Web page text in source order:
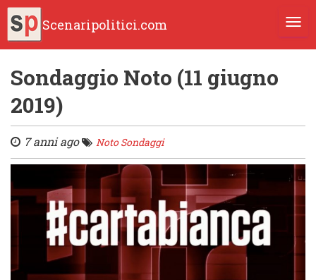
Scenaripolitici.com
Sondaggio Noto (11 giugno
2019)
7 anni ago Noto Sondaggi